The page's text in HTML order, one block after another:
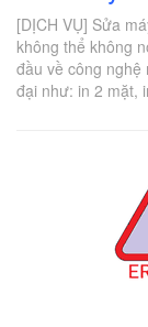
[DỊCH VỤ] Sửa
không thể không
đầu về công nghệ
đại như: in 2 mặt,